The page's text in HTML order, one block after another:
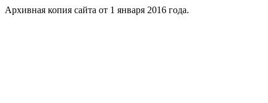
Архивная копия сайта от 1 января 2016 года.